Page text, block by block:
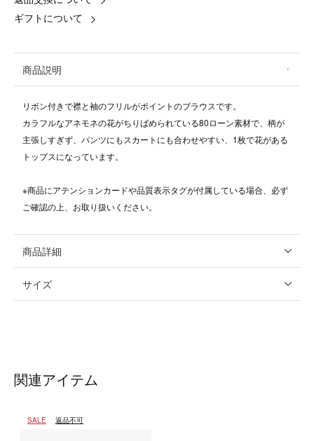
ギフトについて
商品説明
リボン付きで襟と袖のフリルがポイントのブラウスです。
カラフルなアネモネの花がちりばめられている80ローン素材で、柄が
主張しすぎず、パンツにもスカートにも合わせやすい、1枚で花がある
トップスになっています。
※商品にアテンションカードや品質表示タグが付属している場合、必ず
ご確認の上、お取り扱いください。
商品詳細
サイズ
関連アイテム
SALE 返品不可